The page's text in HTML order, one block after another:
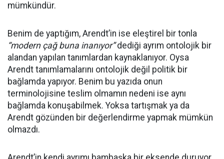
mümkündür.
Benim de yaptığım, Arendt’in ise eleştirel bir tonla
“modern çağ buna inanıyor”dediği ayrım ontolojik bir
alandan yapılan tanımlardan kaynaklanıyor. Oysa
Arendt tanımlamalarını ontolojik değil politik bir
bağlamda yapıyor. Benim bu yazıda onun
terminolojisine teslim olmamın nedeni ise aynı
bağlamda konuşabilmek. Yoksa tartışmak ya da
Arendt gözünden bir değerlendirme yapmak mümkün
olmazdı.